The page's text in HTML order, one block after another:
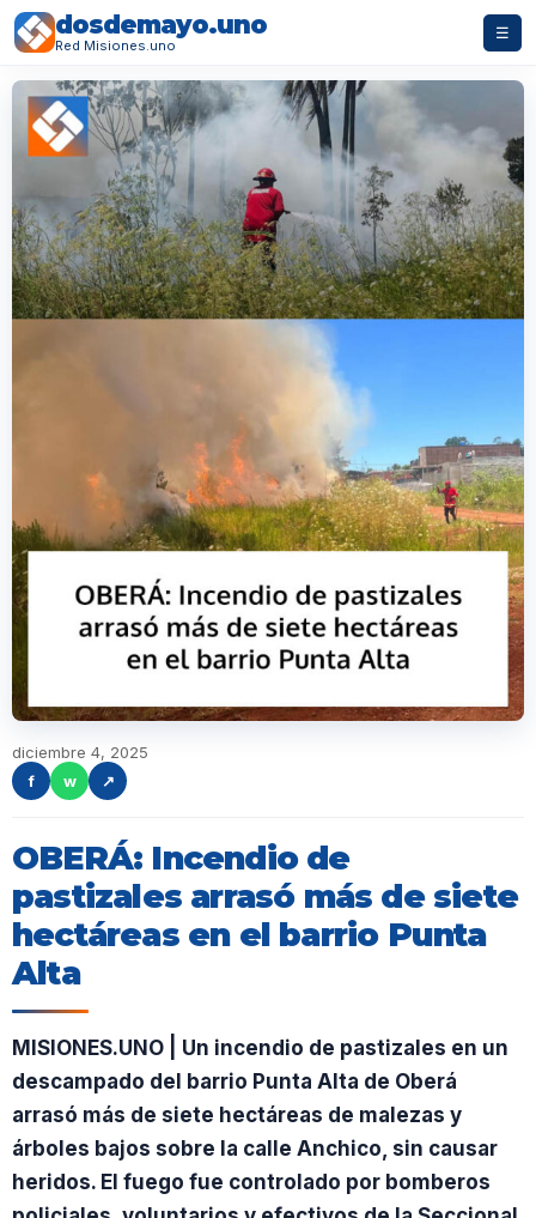
dosdemayo.uno
Red Misiones.uno
☰
diciembre 4, 2025
f
w ↗
OBERÁ: Incendio de
pastizales arrasó más de siete
hectáreas en el barrio Punta
Alta
MISIONES.UNO | Un incendio de pastizales en un
descampado del barrio Punta Alta de Oberá
arrasó más de siete hectáreas de malezas y
árboles bajos sobre la calle Anchico, sin causar
heridos. El fuego fue controlado por bomberos